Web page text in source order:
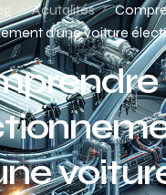
Acutalités
d’une voiture